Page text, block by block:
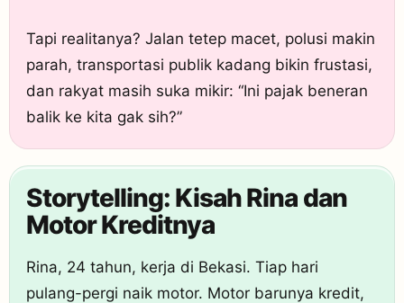
Tapi realitanya? Jalan tetep macet, polusi makin
parah, transportasi publik kadang bikin frustasi,
dan rakyat masih suka mikir: “Ini pajak beneran
balik ke kita gak sih?”
Storytelling: Kisah Rina dan
Motor Kreditnya
Rina, 24 tahun, kerja di Bekasi. Tiap hari
pulang-pergi naik motor. Motor barunya kredit,